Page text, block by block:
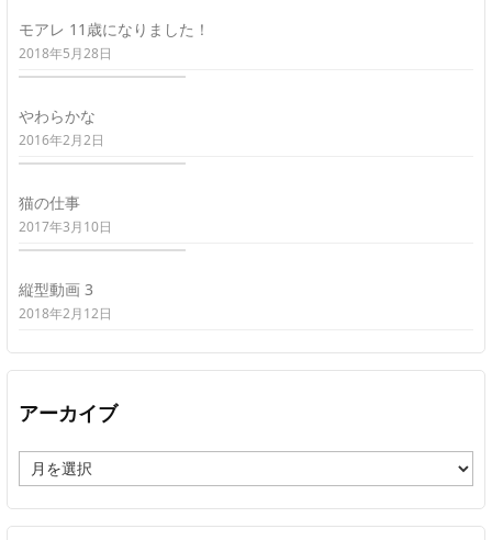
モアレ 11歳になりました！
2018年5月28日
やわらかな
2016年2月2日
猫の仕事
2017年3月10日
縦型動画 3
2018年2月12日
アーカイブ
ー
カ
イ